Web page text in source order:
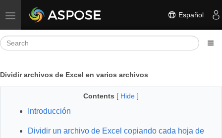
Toggle navigation Español
Dividir archivos de Excel en varios archivos
Contents [ Hide ]
Introducción
Dividir un archivo de Excel copiando cada hoja de